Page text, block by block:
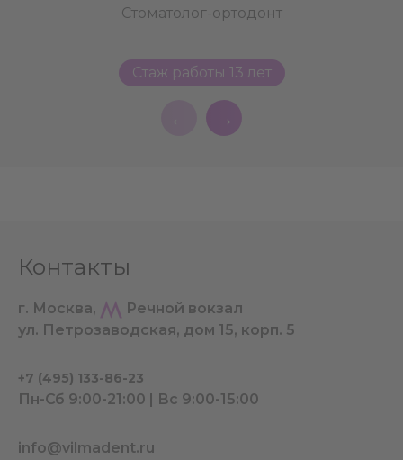
Стоматолог-ортодонт
Стаж работы 13 лет
→
Контакты
г. Москва,
Речной вокзал
ул. Петрозаводская, дом 15, корп. 5
+7 (495) 133-86-23
Пн-Сб 9:00-21:00 | Вс 9:00-15:00
info@vilmadent.ru